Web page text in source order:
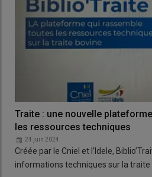
Traite : une nouvelle
les ressources techniques
24 juin 2024
Créée par le Cniel et l’Idele,
informations techniques sur la traite